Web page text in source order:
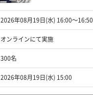
2026年08月19日(水) 16:00〜16:50
オンラインにて実施
300名
2026年08月19日(水) 15:00